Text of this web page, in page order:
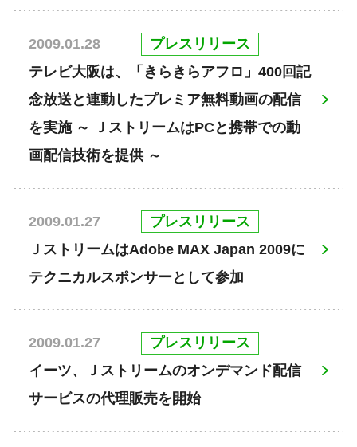
2009.01.28
プレスリリース
テレビ大阪は、「きらきらアフロ」400回記
念放送と連動したプレミア無料動画の配信
を実施 ～ ＪストリームはPCと携帯での動
画配信技術を提供 ～
2009.01.27
プレスリリース
ＪストリームはAdobe MAX Japan 2009に
テクニカルスポンサーとして参加
2009.01.27
プレスリリース
イーツ、Ｊストリームのオンデマンド配信
サービスの代理販売を開始